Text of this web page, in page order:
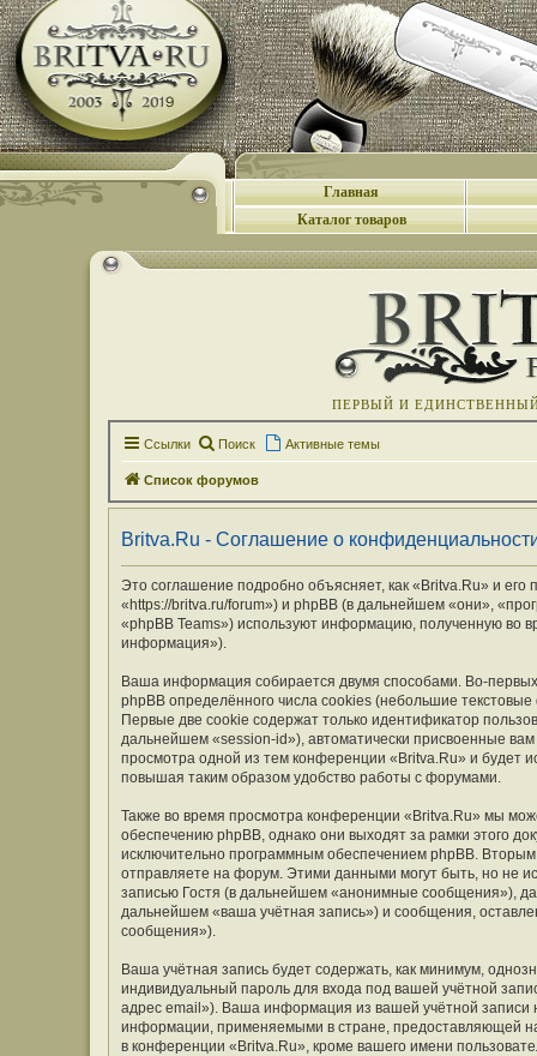
Главная
Каталог товаров
ПЕРВЫЙ И
Ссылки Поиск Активные темы
Список форумов
Britva.Ru - Соглашение о
Это соглашение подробно объясняет, как «Britva.Ru» и
«https://britva.ru/forum») и phpBB (в дальнейшем «они»,
«phpBB Teams») используют информацию, полученную во
информация»).
Ваша информация собирается двумя способами. Во-
phpBB определённого числа cookies (небольшие
Первые две cookie содержат только идентификатор
дальнейшем «session-id»), автоматически присвоенные
просмотра одной из тем конференции «Britva.Ru» и будет
повышая таким образом удобство работы с форумами.
Также во время просмотра конференции «Britva.Ru» мы
обеспечению phpBB, однако они выходят за рамки этого
исключительно программным обеспечением phpBB.
отправляете на форум. Этими данными могут быть, но не
записью Гостя (в дальнейшем «анонимные сообщения»),
дальнейшем «ваша учётная запись») и сообщения,
сообщения»).
Ваша учётная запись будет содержать, как минимум,
индивидуальный пароль для входа под вашей учётной
адрес email»). Ваша информация из вашей учётной
информации, применяемыми в стране, предоставляющей
в конференции «Britva.Ru», кроме вашего имени